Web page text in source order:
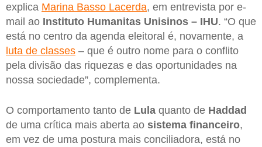
explica Marina Basso Lacerda, em entrevista por e-
mail ao Instituto Humanitas Unisinos – IHU. “O que
está no centro da agenda eleitoral é, novamente, a
luta de classes – que é outro nome para o conflito
pela divisão das riquezas e das oportunidades na
nossa sociedade”, complementa.
O comportamento tanto de Lula quanto de Haddad
de uma crítica mais aberta ao sistema financeiro,
em vez de uma postura mais conciliadora, está no